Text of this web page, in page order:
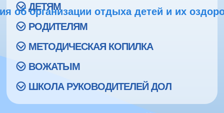
об организации отдыха детей и их
ДЕТЯМ
РОДИТЕЛЯМ
МЕТОДИЧЕСКАЯ КОПИЛКА
ВОЖАТЫМ
ШКОЛА РУКОВОДИТЕЛЕЙ ДОЛ